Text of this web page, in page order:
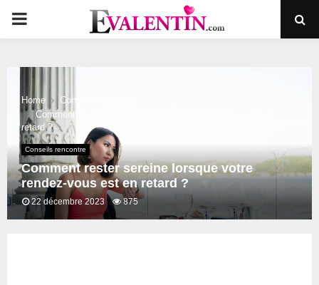
PRIMARY
Home
Conseils rencontre
Comment rester sereine lorsque votre rendez-vous est en
retard ?
Conseils rencontre
Comment rester sereine lorsque votre
rendez-vous est en retard ?
22 décembre 2023 875